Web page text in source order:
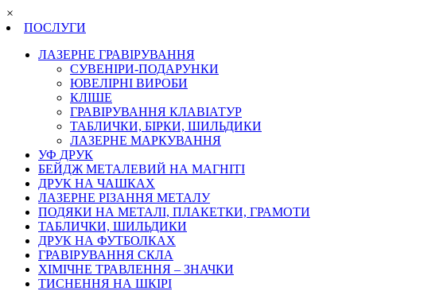
×
ПОСЛУГИ
ЛАЗЕРНЕ ГРАВІРУВАННЯ
СУВЕНІРИ-ПОДАРУНКИ
ЮВЕЛІРНІ ВИРОБИ
КЛІШЕ
ГРАВІРУВАННЯ КЛАВІАТУР
ТАБЛИЧКИ, БІРКИ, ШИЛЬДИКИ
ЛАЗЕРНЕ МАРКУВАННЯ
УФ ДРУК
БЕЙДЖ МЕТАЛЕВИЙ НА МАГНІТІ
ДРУК НА ЧАШКАХ
ЛАЗЕРНЕ РІЗАННЯ МЕТАЛУ
ПОДЯКИ НА МЕТАЛІ, ПЛАКЕТКИ, ГРАМОТИ
ТАБЛИЧКИ, ШИЛЬДИКИ
ДРУК НА ФУТБОЛКАХ
ГРАВІРУВАННЯ СКЛА
ХІМІЧНЕ ТРАВЛЕННЯ – ЗНАЧКИ
ТИСНЕННЯ НА ШКІРІ